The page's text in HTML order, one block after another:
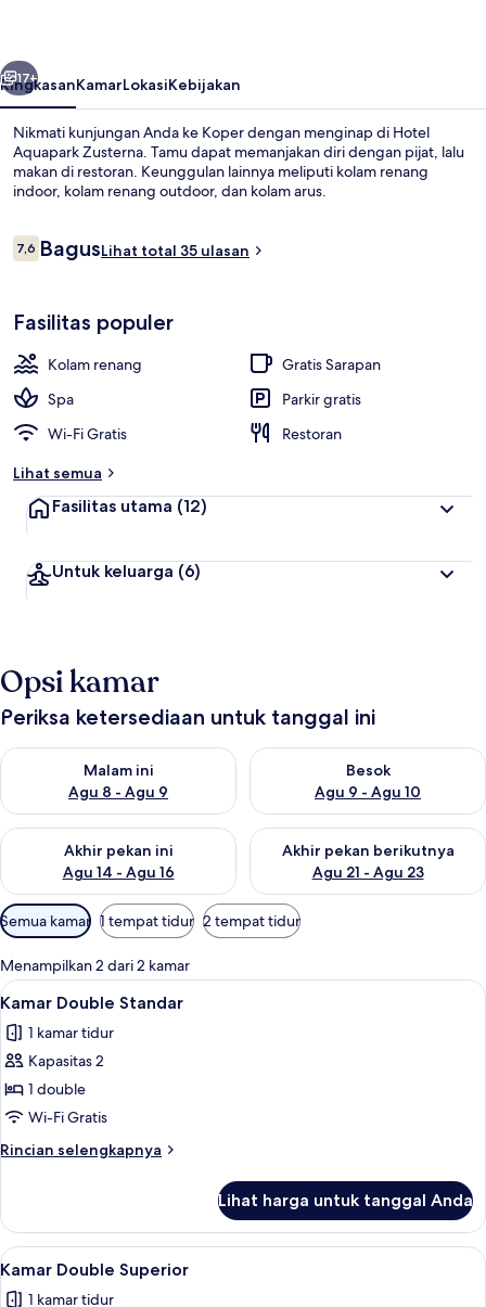
Berikutnya
17+
RingkasanKamarLokasiKebijakan
Nikmati kunjungan Anda ke Koper dengan menginap di Hotel
Aquapark Zusterna. Tamu dapat memanjakan diri dengan pijat, lalu
makan di restoran. Keunggulan lainnya meliputi kolam renang
indoor, kolam renang outdoor, dan kolam arus.
Ulasan
7,67,6 dari 10
BagusLihat total 35 ulasan
Fasilitas populer
Kolam renang
Gratis Sarapan
Spa
Parkir gratis
Wi-Fi Gratis
Restoran
Lihat semua
Fasilitas utama (12)
Untuk keluarga (6)
Opsi kamar
Periksa ketersediaan untuk tanggal ini
Malam ini
Agu 8 - Agu 9
Periksa ketersediaan untuk malam ini Agu 8 - Agu 9
Besok
Agu 9 - Agu 10
Periksa ketersediaan untuk
Akhir pekan ini
Agu 14 - Agu 16
Periksa ketersediaan untuk akhir pekan ini Agu 14 - Agu 16
Akhir pekan berikutnya
Agu 21 - Agu 23
Periksa ketersediaan untuk
Filter
tersedia
untuk
kamar
Semua kamar 1 tempat tidur 2 tempat tidur
Menampilkan 2 dari 2 kamar
Lihat
semua
foto
untuk
Kamar
Double
Standar
Kamar Double Standar | Tempat
4
Kamar Double Standar
1 kamar tidur
Kapasitas 2
1 double
Wi-Fi Gratis
Rincian selengkapnya
Rincian
Kamar
Double
Standar
Lihat harga untuk tanggal Anda
Lihat
semua
Kamar Double Superior | Tempat
3
Kamar Double Superior
1 kamar tidur